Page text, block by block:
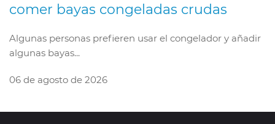
comer bayas congeladas crudas
Algunas personas prefieren usar el congelador y añadir
algunas bayas...
06 de agosto de 2026